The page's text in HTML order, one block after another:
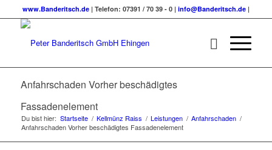
www.Banderitsch.de| Telefon: 07391 / 70 39 - 0 | info@Banderitsch.de |
Anfahrschaden Vorher beschädigtes
Fassadenelement
Du bist hier: Startseite / Kellmünz Raiss / Leistungen / Anfahrschaden /
Anfahrschaden Vorher beschädigtes Fassadenelement